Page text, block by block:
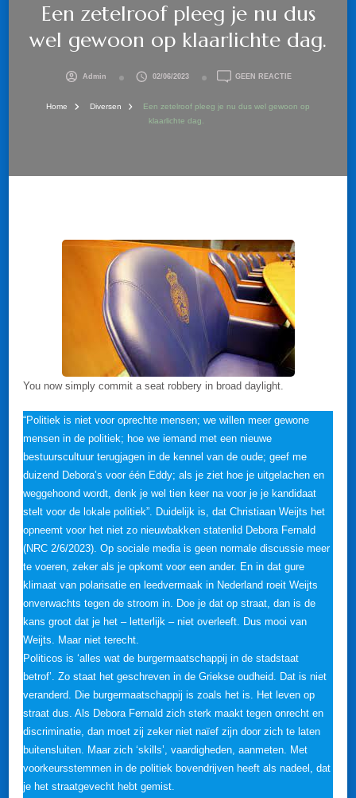
Een zetelroof pleeg je nu dus
wel gewoon op klaarlichte dag.
Admin 02/06/2023 GEEN REACTIEOP
PLEEG
Home Diversen
Een zetelroof pleeg je nu dus wel gewoon op
klaarlichte dag.
You now simply commit a seat robbery in broad daylight.
“Politiek is niet voor oprechte mensen; we willen meer gewone
mensen in de politiek; hoe we iemand met een nieuwe
bestuurscultuur terugjagen in de kennel van de oude; geef me
duizend Debora’s voor één Eddy; als je ziet hoe je uitgelachen en
weggehoond wordt, denk je wel tien keer na voor je je kandidaat
stelt voor de lokale politiek”. Duidelijk is, dat Christiaan Weijts het
opneemt voor het niet zo nieuwbakken statenlid Debora Fernald
(NRC 2/6/2023). Op sociale media is geen normale discussie meer
te voeren, zeker als je opkomt voor een ander. En in dat gure
klimaat van polarisatie en leedvermaak in Nederland roeit Weijts
onverwachts tegen de stroom in. Doe je dat op straat, dan is de
kans groot dat je het – letterlijk – niet overleeft. Dus mooi van
Weijts. Maar niet terecht.
Politicos is ‘alles wat de burgermaatschappij in de stadstaat
betrof’. Zo staat het geschreven in de Griekse oudheid. Dat is niet
veranderd. Die burgermaatschappij is zoals het is. Het leven op
straat dus. Als Debora Fernald zich sterk maakt tegen onrecht en
discriminatie, dan moet zij zeker niet naïef zijn door zich te laten
buitensluiten. Maar zich ‘skills’, vaardigheden, aanmeten. Met
voorkeursstemmen in de politiek bovendrijven heeft als nadeel, dat
je het straatgevecht hebt gemist.